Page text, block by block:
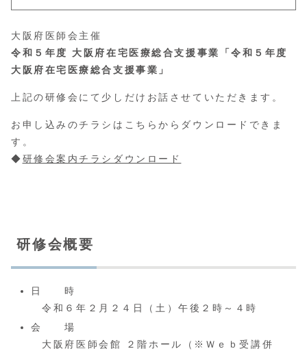
大阪府医師会主催
令和５年度 大阪府在宅医療総合支援事業「令和５年度
大阪府在宅医療総合支援事業」
上記の研修会にて少しだけお話させていただきます。
お申し込みのチラシはこちらからダウンロードできま
す。
◆研修会案内チラシダウンロード
研修会概要
日 時
令和６年２月２４日（土）午後２時～４時
会 場
大阪府医師会館 ２階ホール（※Ｗｅｂ受講併